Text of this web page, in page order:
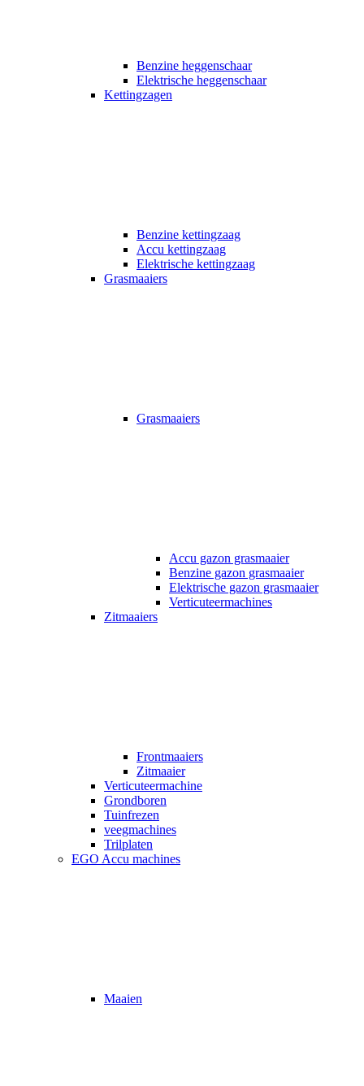
Benzine heggenschaar
Elektrische heggenschaar
Kettingzagen
Benzine kettingzaag
Accu kettingzaag
Elektrische kettingzaag
Grasmaaiers
Grasmaaiers
Accu gazon grasmaaier
Benzine gazon grasmaaier
Elektrische gazon grasmaaier
Verticuteermachines
Zitmaaiers
Frontmaaiers
Zitmaaier
Verticuteermachine
Grondboren
Tuinfrezen
veegmachines
Trilplaten
EGO Accu machines
Maaien